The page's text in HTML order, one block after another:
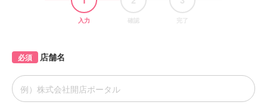
入力 確認 完了
店舗名
必須